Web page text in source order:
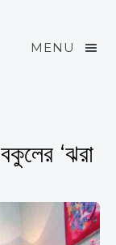
MENU
‘ঝরা